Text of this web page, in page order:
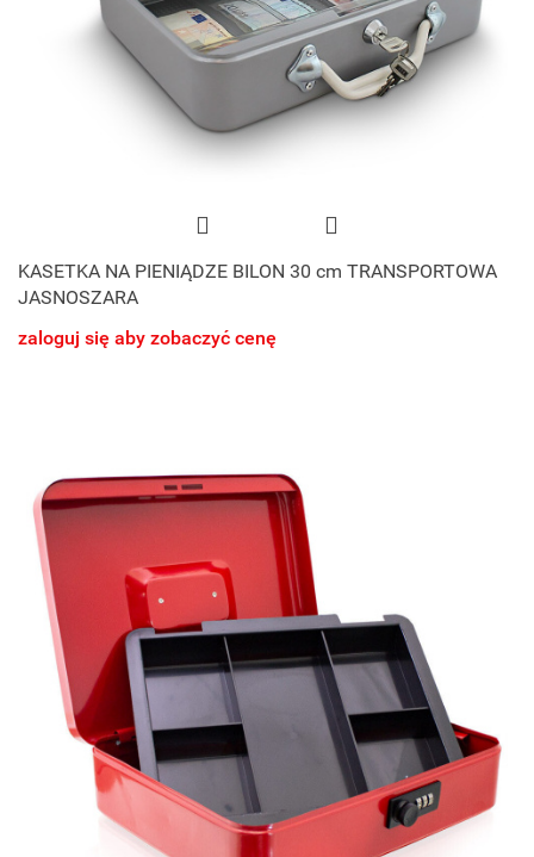
KASETKA NA PIENIĄDZE BILON 30 cm TRANSPORTOWA
JASNOSZARA
zaloguj się aby zobaczyć cenę